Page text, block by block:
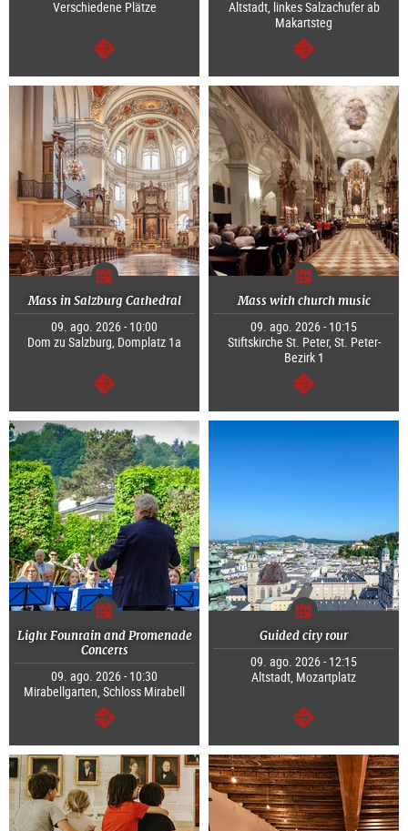
Verschiedene Plätze
segue
Altstadt, linkes Salzachufer ab
Makartsteg
segue
Mass in Salzburg Cathedral
09. ago. 2026 - 10:00
Dom zu Salzburg, Domplatz 1a
segue
Mass with church music
09. ago. 2026 - 10:15
Stiftskirche St. Peter, St. Peter-
Bezirk 1
segue
Light Fountain and Promenade
Concerts
09. ago. 2026 - 10:30
Mirabellgarten, Schloss Mirabell
segue
Guided city tour
09. ago. 2026 - 12:15
Altstadt, Mozartplatz
segue